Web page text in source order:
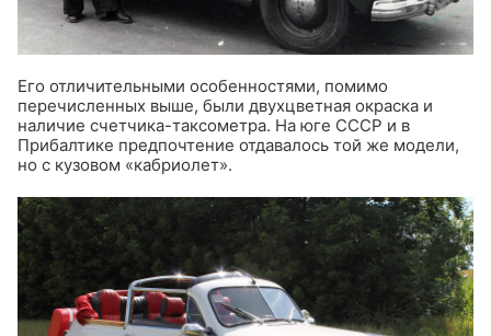
Его отличительными особенностями, помимо
перечисленных выше, были двухцветная окраска и
наличие счетчика-таксометра. На юге СССР и в
Прибалтике предпочтение отдавалось той же модели,
но с кузовом «кабриолет».